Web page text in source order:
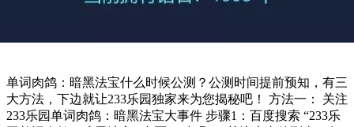
单词肉鸽：暗黑法宝什么时候公测？公测时间提前预知，有三
大方法，下边就让233乐园独家来为您揭秘吧！ 方法一： 关注
233乐园单词肉鸽：暗黑法宝大事件 ​步骤1：百度搜索 “233乐